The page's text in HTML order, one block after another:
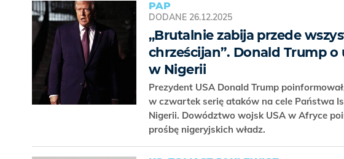
PAP
DODANE 26.12.2025
„Brutalnie zabija przede
chrześcijan”. Donald Trump o
w Nigerii
Prezydent USA Donald Trump
w czwartek serię ataków na cele Państwa
Nigerii. Dowództwo wojsk USA w Afryce
prośbę nigeryjskich władz.